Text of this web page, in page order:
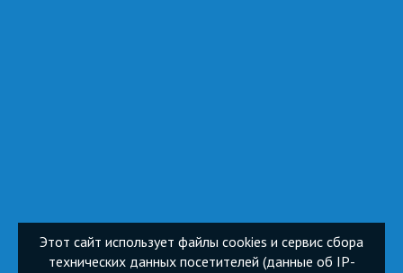
Этот сайт использует файлы cookies и сервис сбора
технических данных посетителей (данные об IP-